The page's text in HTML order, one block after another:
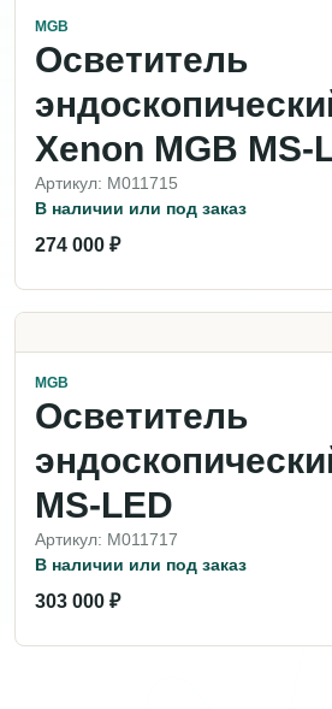
MGB
Осветитель
Xenon MGB MS-
Артикул: M011715
В наличии или под заказ
274 000 ₽
MGB
Осветитель
MS-LED
Артикул: M011717
В наличии или под заказ
303 000 ₽